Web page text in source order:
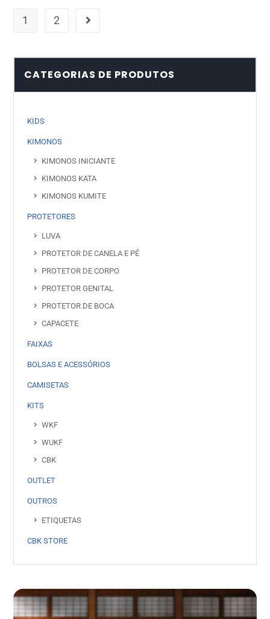
1 2
CATEGORIAS DE PRODUTOS
KIDS
KIMONOS
KIMONOS INICIANTE
KIMONOS KATA
KIMONOS KUMITE
PROTETORES
LUVA
PROTETOR DE CANELA E PÉ
PROTETOR DE CORPO
PROTETOR GENITAL
PROTETOR DE BOCA
CAPACETE
FAIXAS
BOLSAS E ACESSÓRIOS
CAMISETAS
KITS
WKF
WUKF
CBK
OUTLET
OUTROS
ETIQUETAS
CBK STORE